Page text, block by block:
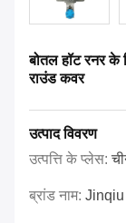
बोतल हॉट रनर के
राउंड कवर
उत्पाद विवरण
उत्पत्ति के प्लेस:
ब्रांड नाम: Jinqiu